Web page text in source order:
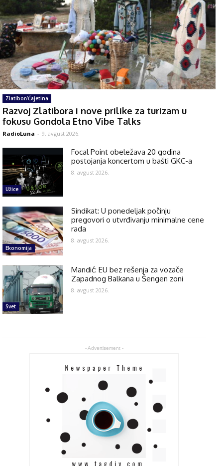
Zlatibor/Čajetina
Razvoj Zlatibora i nove prilike za turizam u
fokusu Gondola Etno Vibe Talks
RadioLuna - 9. avgust 2026.
Užice
Focal Point obeležava 20 godina
postojanja koncertom u bašti GKC-a
8. avgust 2026.
Ekonomija
Sindikat: U ponedeljak počinju
pregovori o utvrđivanju minimalne cene
rada
8. avgust 2026.
Svet
Mandić: EU bez rešenja za vozače
Zapadnog Balkana u Šengen zoni
8. avgust 2026.
- Advertisement -